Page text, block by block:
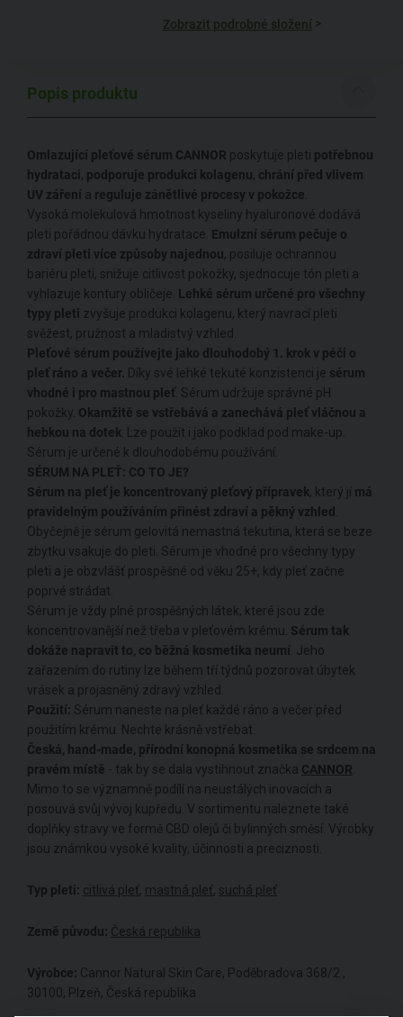
Zobrazit podrobné složení >
Popis produktu
Omlazující pleťové sérum CANNOR poskytuje pleti potřebnou
hydrataci, podporuje produkci kolagenu, chrání před vlivem
UV záření a reguluje zánětlivé procesy v pokožce
Vysoká molekulová hmotnost kyseliny hyaluronové dodává
pleti pořádnou dávku hydratace. Emulzní sérum pečuje o
zdraví pleti více způsoby najednou, posiluje ochrannou
bariéru pleti, snižuje citlivost pokožky, sjednocuje tón pleti a
vyhlazuje kontury obličeje. Lehké sérum určené pro všechny
typy pleti zvyšuje produkci kolagenu, který navrací pleti
svěžest, pružnost a mladistvý vzhled.
Pleťové sérum používejte jako dlouhodobý 1. krok v péči o
pleť ráno a večer. Díky své lehké tekuté konzistenci je sérum
vhodné i pro mastnou pleť . Sérum udržuje správné pH
pokožky. Okamžitě se vstřebává a zanechává pleť vláčnou a
hebkou na dotek . Lze použít i jako podklad pod make-up.
Sérum je určené k dlouhodobému používání.
SÉRUM NA PLEŤ: CO TO JE?
Sérum na pleť je koncentrovaný pleťový přípravek, který jí má
pravidelným používáním přinést zdraví a pěkný vzhled
Obyčejně je sérum gelovitá nemastná tekutina, která se beze
zbytku vsakuje do pleti. Sérum je vhodné pro všechny typy
pleti a je obzvlášť prospěšné od věku 25+, kdy pleť začne
poprvé strádat.
Sérum je vždy plné prospěšných látek, které jsou zde
koncentrovanější než třeba v pleťovém krému. Sérum tak
dokáže napravit to, co běžná kosmetika neumí . Jeho
zařazením do rutiny lze během tří týdnů pozorovat úbytek
vrásek a projasněný zdravý vzhled.
Použití: Sérum naneste na pleť každé ráno a večer před
použitím krému. Nechte krásně vstřebat.
Česká, hand-made, přírodní konopná kosmetika se srdcem na
pravém místě - tak by se dala vystihnout značka CANNOR
Mimo to se významně podílí na neustálých inovacích a
posouvá svůj vývoj kupředu. V sortimentu naleznete také
doplňky stravy ve formě CBD olejů či bylinných směsí. Výrobky
jsou známkou vysoké kvality, účinnosti a preciznosti.
Typ pleti: citlivá pleť, mastná pleť, suchá pleť
Země původu: Česká republika
Výrobce: Cannor Natural Skin Care, Poděbradova 368/2 ,
30100, Plzeň, Česká republika